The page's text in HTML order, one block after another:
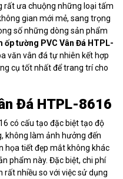
rất ưa chuộng những loại tấm
gian mới mẻ, sang trọng
số những dòng sản phẩm
ốp tường PVC Vân Đá HTPL-
văn vân đá tự nhiên kết hợp
cụ tốt nhất để trang trí cho
Đá HTPL-8616
có cấu tạo đặc biệt tạo độ
không làm ảnh hưởng đến
họa tiết đẹp mắt không khác
phẩm này. Đặc biệt, chi phí
rất nhiều so với việc sử dụng